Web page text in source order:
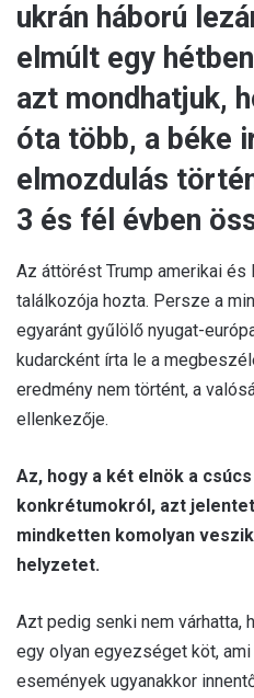
ukrán háború
elmúlt egy
azt mondhatjuk,
óta több, a béke
elmozdulás
3 és fél évben
Az áttörést Trump amerikai
találkozója hozta. Persze a
egyaránt gyűlölő nyugat-
kudarcként írta le a
eredmény nem történt, a
ellenkezője.
Az, hogy a két elnök a
konkrétumokról, azt
mindketten komolyan
helyzetet.
Azt pedig senki nem várhatta,
egy olyan egyezséget köt,
események ugyanakkor